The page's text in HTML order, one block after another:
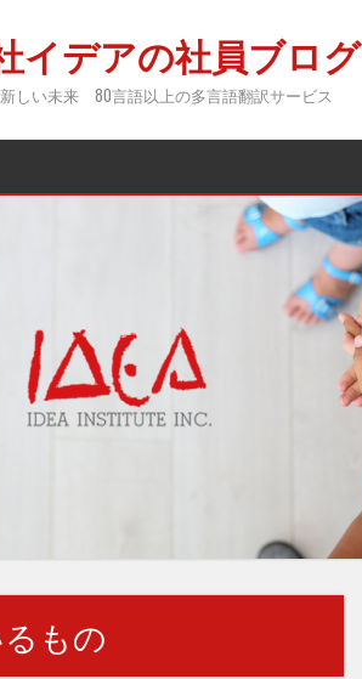
イデアの社員ブログ
しい未来 80言語以上の多言語翻訳サービス
もの